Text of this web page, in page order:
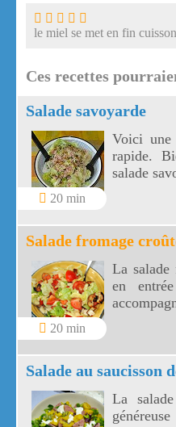
le miel se met en fin cuisson
Ces recettes
Salade savoyarde
20 min
Voici une
rapide.
salade
Salade fromage
20 min
La salade
en
Salade au saucisson
La